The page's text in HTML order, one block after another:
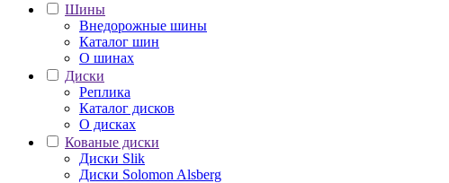
Шины
Внедорожные шины
Каталог шин
О шинах
Диски
Реплика
Каталог дисков
О дисках
Кованые диски
Диски Slik
Диски Solomon Alsberg